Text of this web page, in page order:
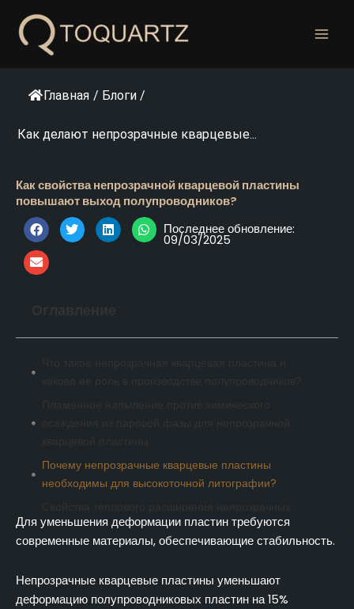
содержанию
Главная / Блоги /
Как делают непрозрачные кварцевые...
Как свойства непрозрачной кварцевой пластины
повышают выход полупроводников?
Последнее обновление:
09/03/2025
Почему непрозрачные кварцевые пластины
необходимы для высокоточной литографии?
кварцевых пластин и их влияние на точность
подложек
излучения в полупроводниковой технике
Для уменьшения деформации пластин требуются
современные материалы, обеспечивающие стабильность.
Непрозрачные кварцевые пластины уменьшают
деформацию полупроводниковых пластин на 15%